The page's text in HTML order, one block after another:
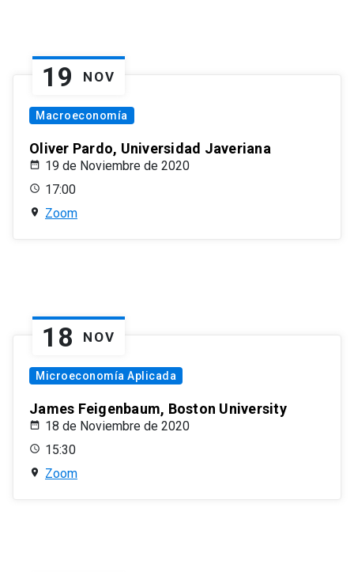
19 NOV
Macroeconomía
Oliver Pardo, Universidad Javeriana
19 de Noviembre de 2020
17:00
Zoom
18 NOV
Microeconomía Aplicada
James Feigenbaum, Boston University
18 de Noviembre de 2020
15:30
Zoom